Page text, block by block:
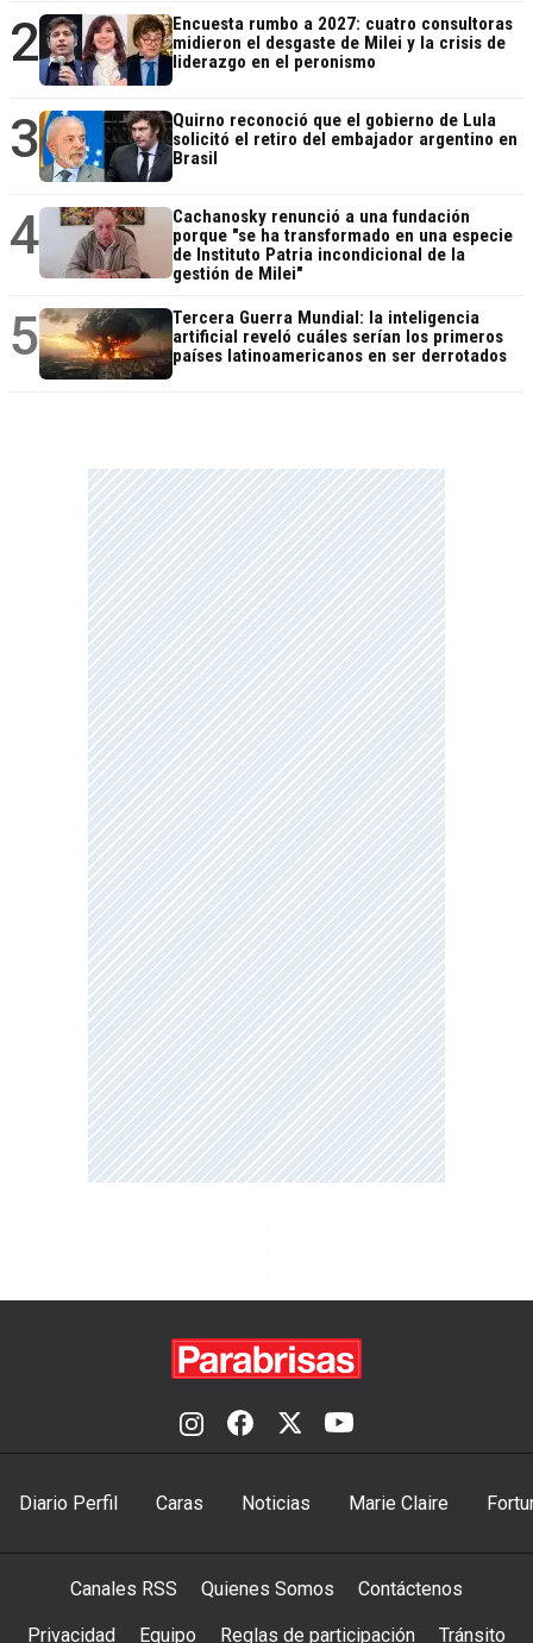
2
Encuesta rumbo a 2027: cuatro consultoras
midieron el desgaste de Milei y la crisis de
liderazgo en el peronismo
3
Quirno reconoció que el gobierno de Lula
solicitó el retiro del embajador argentino en
Brasil
4
Cachanosky renunció a una fundación
porque "se ha transformado en una especie
de Instituto Patria incondicional de la
gestión de Milei"
5
Tercera Guerra Mundial: la inteligencia
artificial reveló cuáles serían los primeros
países latinoamericanos en ser derrotados
Diario Perfil Caras Noticias Marie Claire
Canales RSS Quienes Somos Contáctenos
Privacidad Equipo Reglas de participación Tránsito